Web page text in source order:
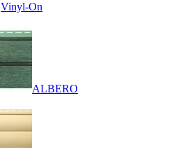
Vinyl-On
ALBERO